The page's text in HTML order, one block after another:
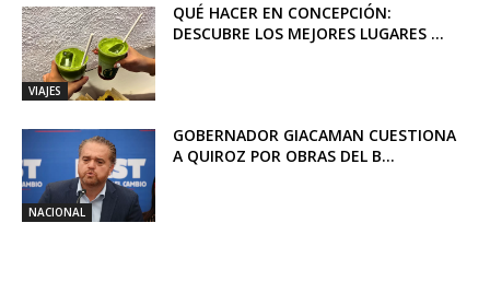
VIAJES
QUÉ HACER EN CONCEPCIÓN:
DESCUBRE LOS MEJORES LUGARES ...
NACIONAL
GOBERNADOR GIACAMAN CUESTIONA
A QUIROZ POR OBRAS DEL B...